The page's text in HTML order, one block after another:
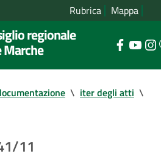
Rubrica Mappa
regionale
Marche
\ iter degli atti \
11